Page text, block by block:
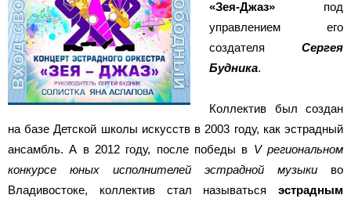
«Зея-Джаз» под
управлением его
создателя Сергея
Будника.
Коллектив был создан
на базе Детской школы искусств в 2003 году, как эстрадный
ансамбль. А в 2012 году, после победы в V региональном
конкурсе юных исполнителей эстрадной музыки во
Владивостоке, коллектив стал называться эстрадным